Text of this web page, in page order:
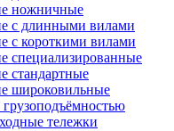
ножничные
с длинными вилами
с короткими вилами
специализированные
стандартные
широковильные
тележки